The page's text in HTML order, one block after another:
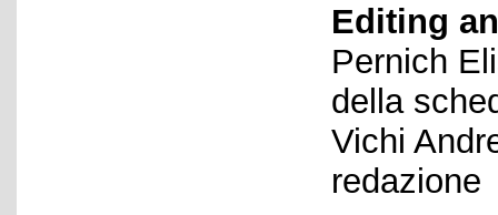
Editing
Pernich
della
Vichi
redazione